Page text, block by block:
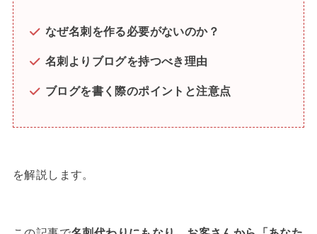
なぜ名刺を作る必要がないのか？
名刺よりブログを持つべき理由
ブログを書く際のポイントと注意点
を解説します。